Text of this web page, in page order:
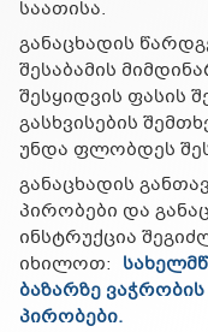
საათისა.
განაცხადის
შესაბამის
შესყიდვის ფასის
გასხვისების
უნდა ფლობდეს
განაცხადის
პირობები და
ინსტრუქცია
იხილოთ:
ბაზარზე
პირობები.